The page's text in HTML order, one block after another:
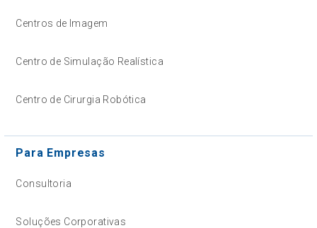
Centros de Imagem
Centro de Simulação Realística
Centro de Cirurgia Robótica
Para Empresas
Consultoria
Soluções Corporativas